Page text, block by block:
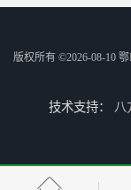
版权所有 ©2026-08-10 鄂
技术支持： 八